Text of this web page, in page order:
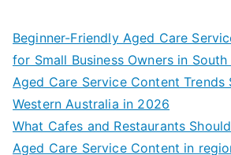
Beginner-Friendly Aged Care
for Small Business Owners in
Aged Care Service Content Trends
Western Australia in 2026
What Cafes and Restaurants
Aged Care Service Content in